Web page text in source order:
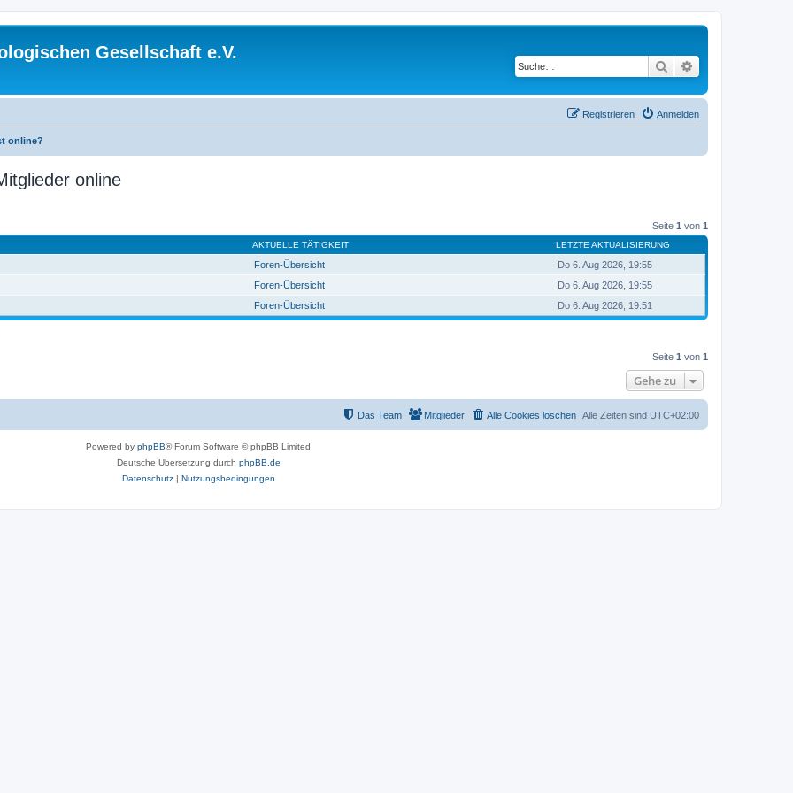
Gesellschaft e.V.
Suche
Anmelden
Registrieren
online?
online
Seite 1 von 1
AKTUELLE TÄTIGKEIT LETZTE AKTUALISIERUNG
Foren-Übersicht
Do 6. Aug 2026, 19:55
Foren-Übersicht
Do 6. Aug 2026, 19:55
Foren-Übersicht Do 6. Aug 2026, 19:51
Seite 1 von 1
Gehe zu
Alle Zeiten sind UTC+02:00
Alle Cookies löschen
Mitglieder
Das Team
Powered by phpBB® Forum Software © phpBB Limited
Deutsche Übersetzung durch phpBB.de
Datenschutz| Nutzungsbedingungen